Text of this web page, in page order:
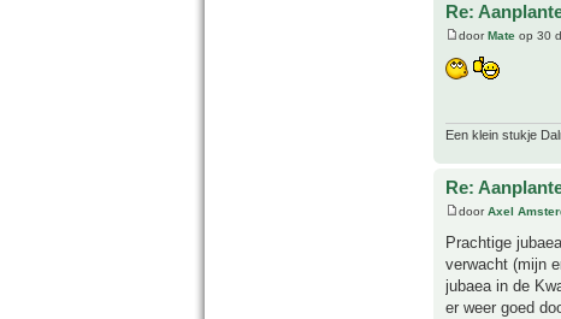
Re:
doorMate op 30
Een klein stukje
Re:
doorAxel
Prachtige
verwacht (mijn
jubaea in de
er weer goed